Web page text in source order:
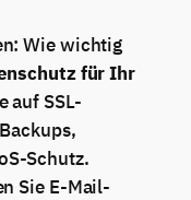
Wie wichtig
für Ihr
auf SSL-
Schutz.
Sie E-Mail-